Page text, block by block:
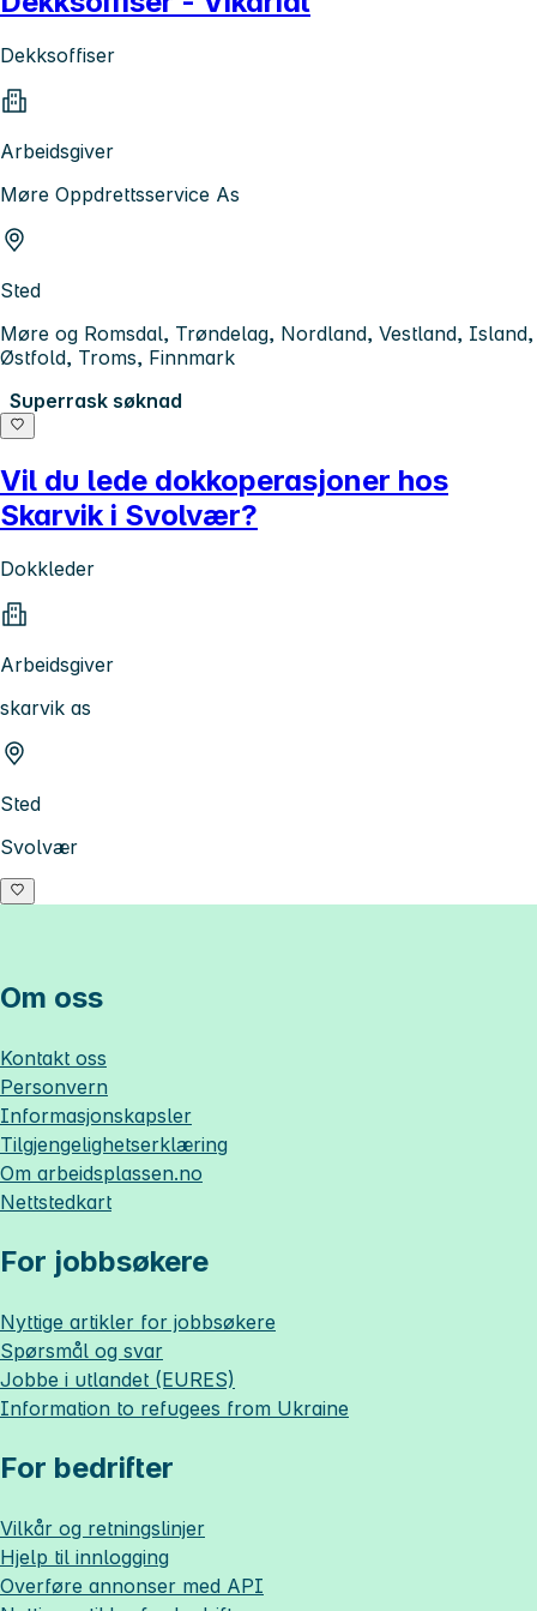
Dekksoffiser
Arbeidsgiver
Møre Oppdrettsservice As
Sted
Møre og Romsdal, Trøndelag, Nordland, Vestland, Island,
Østfold, Troms, Finnmark
Superrask søknad
Vil du lede dokkoperasjoner hos
Skarvik i Svolvær?
Dokkleder
Arbeidsgiver
skarvik as
Sted
Svolvær
Om oss
Kontakt oss
Personvern
Informasjonskapsler
Tilgjengelighetserklæring
Om arbeidsplassen.no
Nettstedkart
For jobbsøkere
Nyttige artikler for jobbsøkere
Spørsmål og svar
Jobbe i utlandet (EURES)
Information to refugees from Ukraine
For bedrifter
Vilkår og retningslinjer
Hjelp til innlogging
Overføre annonser med API